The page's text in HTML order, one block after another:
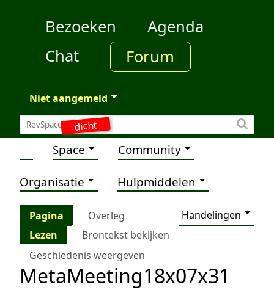
dicht
Bezoeken
Agenda
Chat
Forum
Niet aangemeld
Space Community
Organisatie Hulpmiddelen
Pagina Overleg
Handelingen
Lezen
Brontekst bekijken
Geschiedenis weergeven
MetaMeeting18x07x31